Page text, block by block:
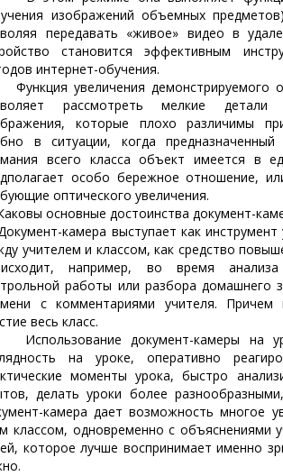
изображений объемных
передавать «живое» видео в
становится эффективным
интернет-обучения.
увеличения демонстрируемого
рассмотреть мелкие
которые плохо различимы
в ситуации, когда
всего класса объект имеется в
особо бережное отношение,
оптического увеличения.
основные достоинства документ-
камера выступает как инструмент
учителем и классом, как средство
например, во время
работы или разбора домашнего
с комментариями учителя.
весь класс.
документ-камеры на
на уроке, оперативно
моменты урока, быстро
делать уроки более
камера дает возможность многое
классом, одновременно с объяснениями
которое лучше воспринимает именно